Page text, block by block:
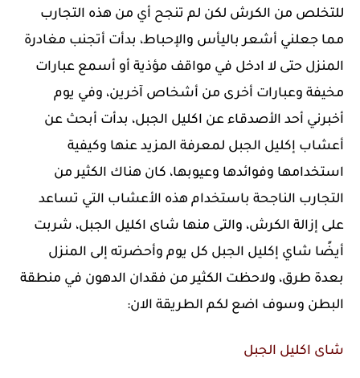
للتخلص من الكرش لكن لم تنجح أي من هذه التجارب
مما جعلني أشعر باليأس والإحباط، بدأت أتجنب مغادرة
المنزل حتى لا ادخل في مواقف مؤذية أو أسمع عبارات
مخيفة وعبارات أخرى من أشخاص آخرين، وفي يوم
أخبرني أحد الأصدقاء عن اكليل الجبل، بدأت أبحث عن
أعشاب إكليل الجبل لمعرفة المزيد عنها وكيفية
استخدامها وفوائدها وعيوبها، كان هناك الكثير من
التجارب الناجحة باستخدام هذه الأعشاب التي تساعد
على إزالة الكرش، والتى منها شاى اكليل الجبل، شربت
أيضًا شاي إكليل الجبل كل يوم وأحضرته إلى المنزل
بعدة طرق، ولاحظت الكثير من فقدان الدهون في منطقة
البطن وسوف اضع لكم الطريقة الان:
شاى اكليل الجبل